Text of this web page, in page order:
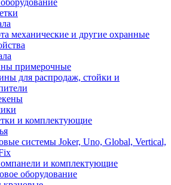
механические и другие охранные
примерочные
для распродаж, стойки и
и комплектующие
системы Joker, Uno, Global, Vertical,
и комплектующие
оборудование